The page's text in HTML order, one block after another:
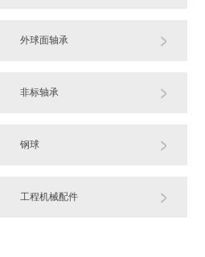
外球面轴承
非标轴承
钢球
工程机械配件